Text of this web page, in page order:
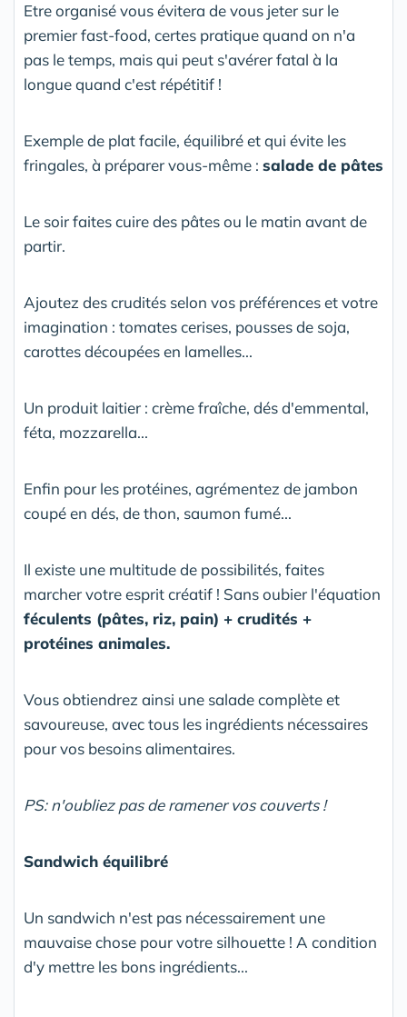
Etre organisé vous évitera de vous jeter sur le
premier fast-food, certes pratique quand on n'a
pas le temps, mais qui peut s'avérer fatal à la
longue quand c'est répétitif !
Exemple de plat facile, équilibré et qui évite les
fringales, à préparer vous-même : salade de pâtes
Le soir faites cuire des pâtes ou le matin avant de
partir.
Ajoutez des crudités selon vos préférences et votre
imagination : tomates cerises, pousses de soja,
carottes découpées en lamelles...
Un produit laitier : crème fraîche, dés d'emmental,
féta, mozzarella...
Enfin pour les protéines, agrémentez de jambon
coupé en dés, de thon, saumon fumé...
Il existe une multitude de possibilités, faites
marcher votre esprit créatif ! Sans oubier l'équation
féculents (pâtes, riz, pain) + crudités +
protéines animales.
Vous obtiendrez ainsi une salade complète et
savoureuse, avec tous les ingrédients nécessaires
pour vos besoins alimentaires.
PS: n'oubliez pas de ramener vos couverts !
Sandwich équilibré
Un sandwich n'est pas nécessairement une
mauvaise chose pour votre silhouette ! A condition
d'y mettre les bons ingrédients...